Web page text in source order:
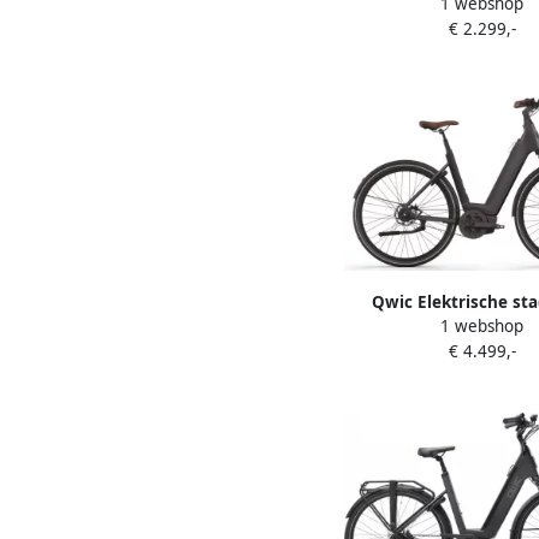
Premium i-MN7.2
Zwart
€ 2.299,-
Qwic Elektrische
Premium Q MN8 Belt
framemaat XL...
1 webshop
€ 4.499,-